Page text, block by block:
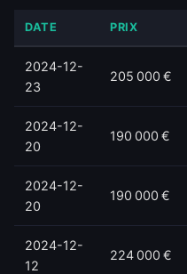
DATE PRIX
2024-12-
23
205 000 €
2024-12-
20
190 000 €
2024-12-
20
190 000 €
2024-12-
12
224 000 €